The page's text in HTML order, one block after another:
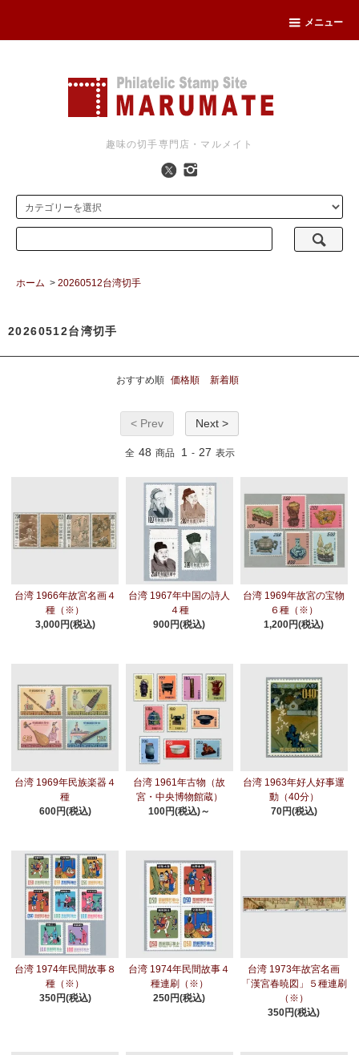
メニュー
趣味の切手専門店・マルメイト
ホーム > 20260512台湾切手
20260512台湾切手
おすすめ順 価格順 新着順
< Prev Next >
全 48 商品 1 - 27 表示
台湾 1966年故宮名画４
種（※）
3,000円(税込)
台湾 1967年中国の詩人
４種
900円(税込)
台湾 1969年故宮の宝物
６種（※）
1,200円(税込)
台湾 1969年民族楽器４
種
600円(税込)
台湾 1961年古物（故
宮・中央博物館蔵）
100円(税込)～
台湾 1963年好人好事運
動（40分）
70円(税込)
台湾 1974年民間故事８
種（※）
350円(税込)
台湾 1974年民間故事４
種連刷（※）
250円(税込)
台湾 1973年故宮名画
「漢宮春暁図」５種連刷
（※）
350円(税込)